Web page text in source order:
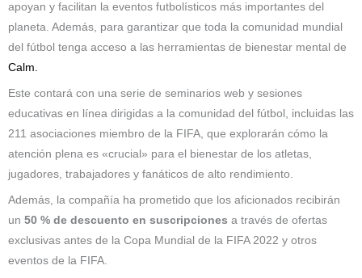
apoyan y facilitan la eventos futbolísticos más importantes del
planeta. Además, para garantizar que toda la comunidad mundial
del fútbol tenga acceso a las herramientas de bienestar mental de
Calm.
Este contará con una serie de seminarios web y sesiones
educativas en línea dirigidas a la comunidad del fútbol, ​​incluidas las
211 asociaciones miembro de la FIFA, que explorarán cómo la
atención plena es «crucial» para el bienestar de los atletas,
jugadores, trabajadores y fanáticos de alto rendimiento.
Además, la compañía ha prometido que los aficionados recibirán
un 50 % de descuento en suscripciones a través de ofertas
exclusivas antes de la Copa Mundial de la FIFA 2022 y otros
eventos de la FIFA.